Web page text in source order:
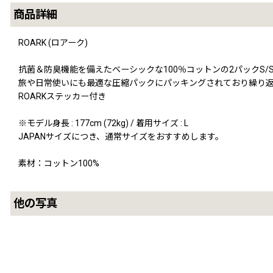
商品詳細
ROARK (ロアーク)
抗菌＆防臭機能を備えたベーシックな100％コットンの2パックS/S
旅や日常使いにも最適な圧縮パックにパッキングされており繰り
ROARKステッカー付き
※モデル身長 : 177cm (72kg) / 着用サイズ : L
JAPANサイズにつき、通常サイズをおすすめします。
素材：コットン100%
他の写真